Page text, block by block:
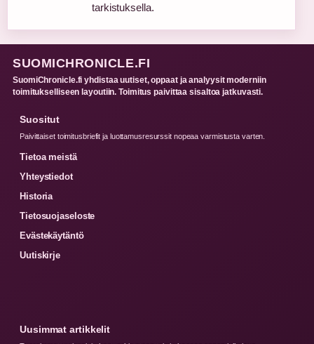
tarkistuksella.
SUOMICHRONICLE.FI
SuomiChronicle.fi yhdistaa uutiset, oppaat ja analyysit moderniin
toimitukselliseen layoutiin. Toimitus paivittaa sisaltoa jatkuvasti.
Suositut
Paivittaiset toimitusbriefit ja luottamusresurssit nopeaa varmistusta varten.
Tietoa meistä
Yhteystiedot
Historia
Tietosuojaseloste
Evästekäytäntö
Uutiskirje
Uusimmat artikkelit